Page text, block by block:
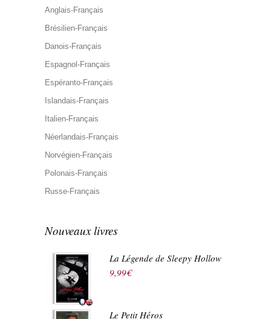
Anglais-Français
Brésilien-Français
Danois-Français
Espagnol-Français
Espéranto-Français
Islandais-Français
Italien-Français
Néerlandais-Français
Norvégien-Français
Polonais-Français
Russe-Français
Nouveaux livres
La Légende de Sleepy Hollow
9,99€
Le Petit Héros